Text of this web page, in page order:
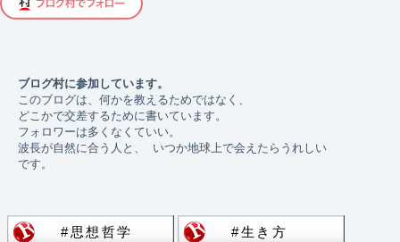
ブログ村に参加しています。
このブログは、何かを教えるためではなく、
どこかで交差するために書いています。
フォロワーは多くなくていい。
波長が自然に合う人と、 いつか地球上で会えたらうれしい
です。